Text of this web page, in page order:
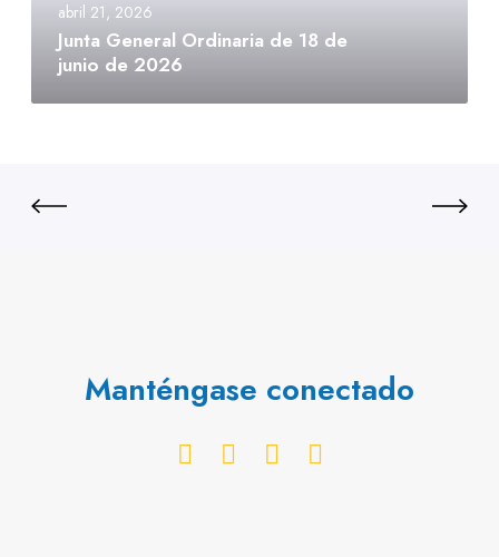
abril 21, 2026
Junta General Ordinaria de 18 de
junio de 2026
Manténgase conectado